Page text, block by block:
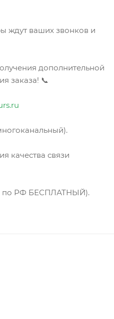
ждут ваших звонков и
дополнительной
заказа! 📞
качества связи
по РФ БЕСПЛАТНЫЙ).